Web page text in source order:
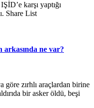
karşı yaptığı
Share List
arkasında ne var?
göre zırhlı araçlardan birine
bir asker öldü, beşi